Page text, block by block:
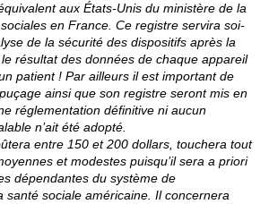
aux États-Unis du ministère de la
en France. Ce registre servira soi-
de la sécurité des dispositifs après la
résultat des données de chaque appareil
patient ! Par ailleurs il est important de
ainsi que son registre seront mis en
réglementation définitive ni aucun
n’ait été adopté.
entre 150 et 200 dollars, touchera tout
et modestes puisqu’il sera a priori
dépendantes du système de
santé sociale américaine. Il concernera